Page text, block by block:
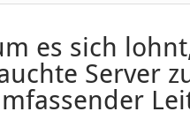
es sich
Server